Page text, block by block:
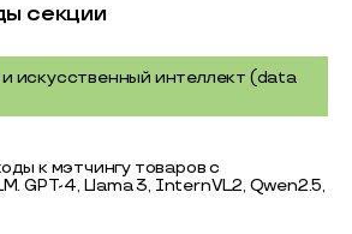
секции
искусственный интеллект (data
к мэтчингу товаров с
GPT-4, Llama 3, InternVL2, Qwen2.5,